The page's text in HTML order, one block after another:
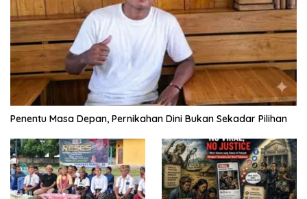
Penentu Masa Depan, Pernikahan Dini Bukan Sekadar Pilihan